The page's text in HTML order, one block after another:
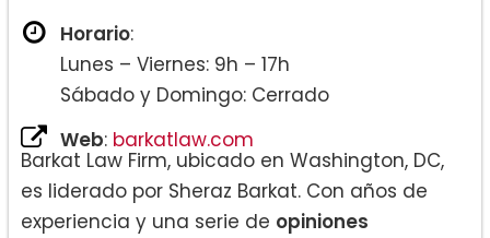
Horario:
Lunes – Viernes: 9h – 17h
Sábado y Domingo: Cerrado
Web: barkatlaw.com
Barkat Law Firm, ubicado en Washington, DC,
es liderado por Sheraz Barkat. Con años de
experiencia y una serie de opiniones